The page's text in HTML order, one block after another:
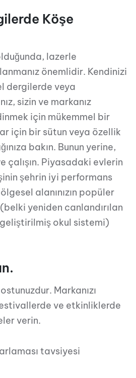
Köşe
lazerle
önemlidir. Kendinizi
dergilerde veya
sizin ve markanız
için mükemmel bir
için bir sütun veya özellik
bakın. Bunun yerine,
çalışın. Piyasadaki evlerin
şehrin iyi performans
alanınızın popüler
yeniden canlandırılan
okul sistemi)
Markanızı
ve etkinliklerde
verin.